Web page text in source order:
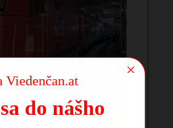
Viedenčan.at
do nášho
×